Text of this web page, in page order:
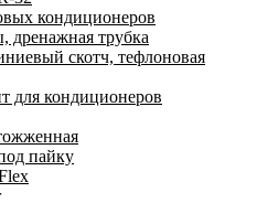
кондиционеров
трубка
скотч, тефлоновая
для кондиционеров
пайку